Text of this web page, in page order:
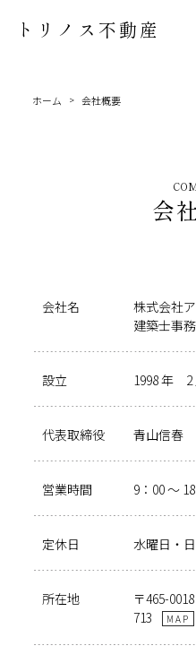
トリノス不動産
ホーム > 会社概要
会
会社名
株式会社
建築士事
設立 1998 年 2
代表取締役 青山信春
営業時間 9：00 ～
定休日 水曜日・
所在地
〒465-
713
MAP